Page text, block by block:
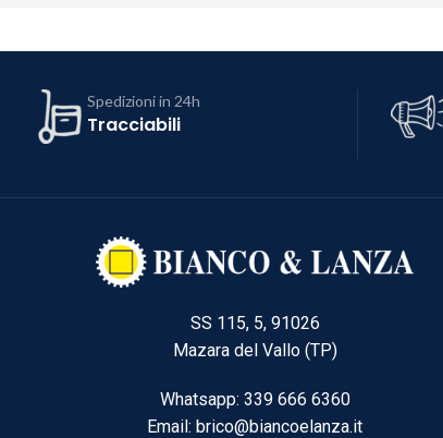
Spedizioni in 24h
Tracciabili
SS 115, 5, 91026
Mazara del Vallo (TP)
Whatsapp: 339 666 6360
Email: brico@biancoelanza.it